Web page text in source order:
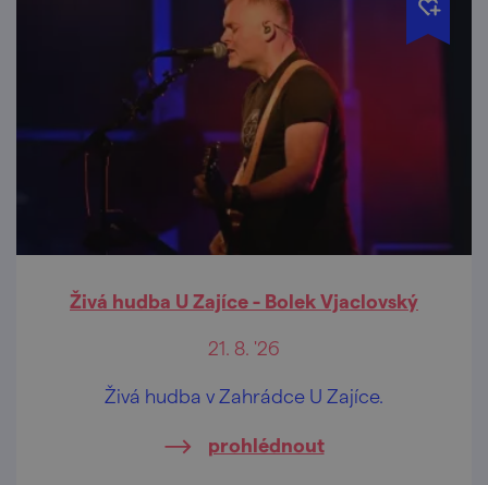
Živá hudba U Zajíce - Bolek Vjaclovský
21. 8. '26
Živá hudba v Zahrádce U Zajíce.
prohlédnout